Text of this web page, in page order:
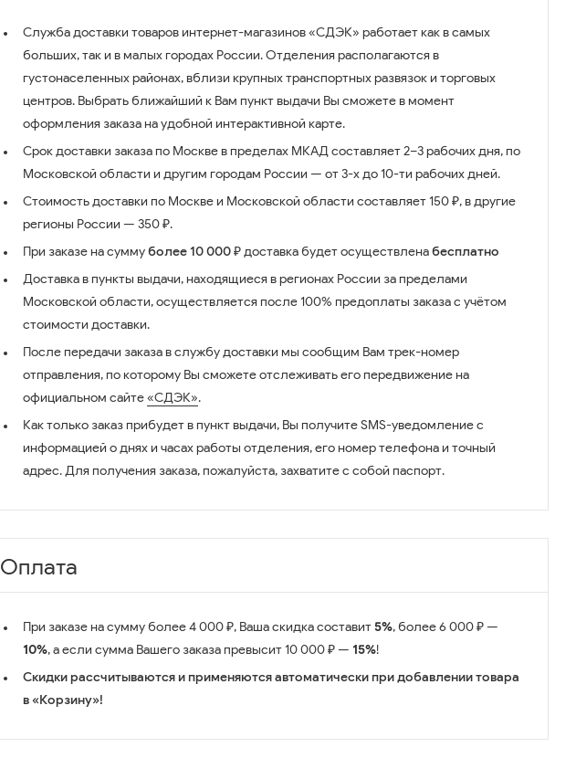
Служба доставки товаров интернет-магазинов «СДЭК» работает как в самых
больших, так и в малых городах России. Отделения располагаются в
густонаселенных районах, вблизи крупных транспортных развязок и торговых
центров. Выбрать ближайший к Вам пункт выдачи Вы сможете в момент
оформления заказа на удобной интерактивной карте.
Срок доставки заказа по Москве в пределах МКАД составляет 2–3 рабочих дня, по
Московской области и другим городам России — от 3-х до 10-ти рабочих дней.
Стоимость доставки по Москве и Московской области составляет 150 ₽, в другие
регионы России — 350 ₽.
При заказе на суммуболее 10 000 ₽доставка будет осуществленабесплатно
Доставка в пункты выдачи, находящиеся в регионах России за пределами
Московской области, осуществляется после 100% предоплаты заказа с учётом
стоимости доставки.
После передачи заказа в службу доставки мы сообщим Вам трек-номер
отправления, по которому Вы сможете отслеживать его передвижение на
официальном сайте«СДЭК».
Как только заказ прибудет в пункт выдачи, Вы получите SMS-уведомление с
информацией о днях и часах работы отделения, его номер телефона и точный
адрес. Для получения заказа, пожалуйста, захватите с собой паспорт.
Оплата
При заказе на сумму более 4 000 ₽, Ваша скидка составит5%, более 6 000 ₽ —
10%, а если сумма Вашего заказа превысит 10 000 ₽ — 15%!
Скидки рассчитываются и применяются автоматически при добавлении товара
в «Корзину»!